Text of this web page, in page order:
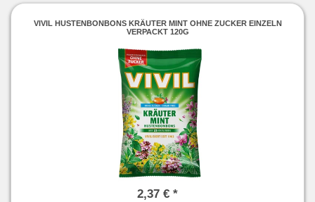
VIVIL HUSTENBONBONS KRÄUTER MINT OHNE ZUCKER EINZELN
VERPACKT 120G
2,37 € *